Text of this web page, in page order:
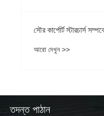
সৌর কার্পোর্ট স্টারচার্স
আরো দেখুন >>
তদন্ত পাঠান